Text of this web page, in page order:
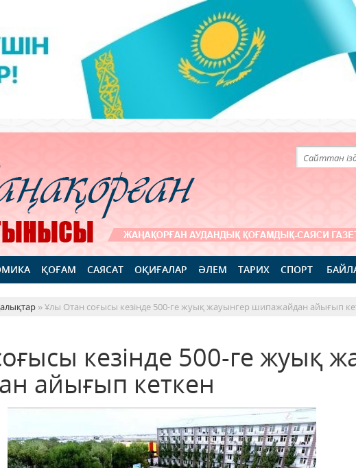
ҚОҒАМ САЯСАТ ОҚИҒАЛАР ӘЛЕМ ТАРИХ СПОРТ
» Ұлы Отан соғысы кезінде 500-ге жуық жауынгер шипажайдан айығып
кезінде 500-ге жуық
айығып кеткен